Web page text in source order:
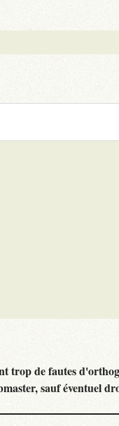
trop de fautes
sauf éventuel